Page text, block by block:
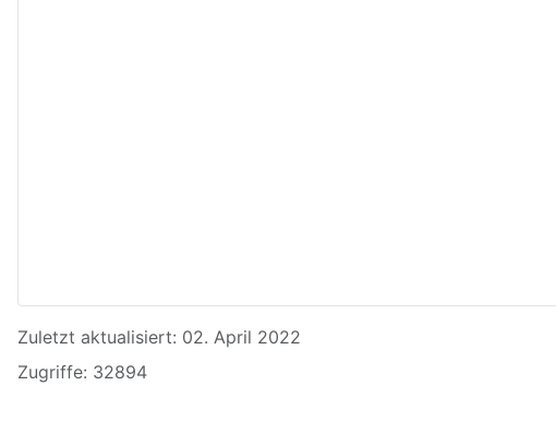
Details
Zuletzt aktualisiert: 02. April 2022
Zugriffe: 32894